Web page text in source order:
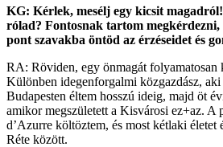
KG: Kérlek, mesélj egy kicsit
rólad? Fontosnak tartom
pont szavakba öntöd az érzéseidet és
RA: Röviden, egy önmagát folyamatosan
Különben idegenforgalmi közgazdász, aki
Budapesten éltem hosszú ideig, majd öt
amikor megszületett a Kisvárosi ez+az. A
d’Azurre költöztem, és most kétlaki életet
Réte között.